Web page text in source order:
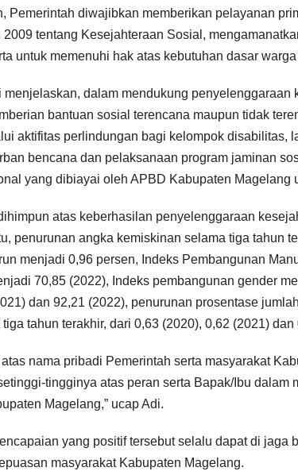
Pemerintah diwajibkan memberikan pelayanan
2009 tentang Kesejahteraan Sosial,
untuk memenuhi hak atas kebutuhan dasar
menjelaskan, dalam mendukung
bantuan sosial terencana maupun tidak
aktifitas perlindungan bagi kelompok disabilitas,
bencana dan pelaksanaan program jaminan
yang dibiayai oleh APBD Kabupaten Magelang
atas keberhasilan penyelenggaraan
penurunan angka kemiskinan selama tiga tahun
menjadi 0,96 persen, Indeks Pembangunan
70,85 (2022), Indeks pembangunan gender
dan 92,21 (2022), penurunan prosentase
tahun terakhir, dari 0,63 (2020), 0,62 (2021) dan
atas nama pribadi Pemerintah serta masyarakat
tingginya atas peran serta Bapak/Ibu dalam
Magelang,” ucap Adi.
yang positif tersebut selalu dapat di jaga
masyarakat Kabupaten Magelang.